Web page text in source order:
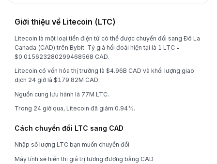
Giới thiệu về Litecoin (LTC)
Litecoin là một loại tiền điện tử có thể được chuyển đổi sang Đô La
Canada (CAD) trên Bybit. Tỷ giá hối đoái hiện tại là 1 LTC =
$0.015623280299468568 CAD.
Litecoin có vốn hóa thị trường là $4.96B CAD và khối lượng giao
dịch 24 giờ là $179.82M CAD.
Nguồn cung lưu hành là 77M LTC.
Trong 24 giờ qua, Litecoin đã giảm 0.94%.
Cách chuyển đổi LTC sang CAD
Nhập số lượng LTC bạn muốn chuyển đổi
Máy tính sẽ hiển thị giá trị tương đương bằng CAD